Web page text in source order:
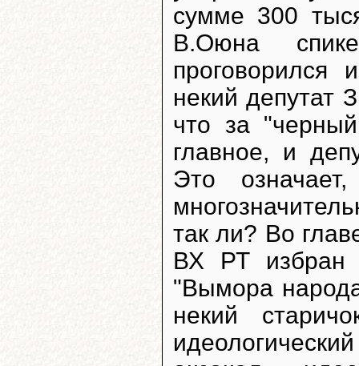
сумме 300
В.Оюна
проговорился
некий депутат
что за
главное, и
Это
так ли? Во
ВХ РТ избран
"Вымора
некий